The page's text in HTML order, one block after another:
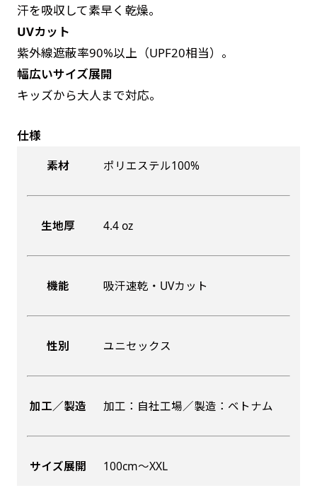
汗を吸収して素早く乾燥。
UVカット
紫外線遮蔽率90%以上（UPF20相当）。
幅広いサイズ展開
キッズから大人まで対応。
仕様
素材 ポリエステル100%
生地厚 4.4 oz
機能 吸汗速乾・UVカット
性別 ユニセックス
加工／製造 加工：自社工場／製造：ベトナム
サイズ展開 100cm〜XXL